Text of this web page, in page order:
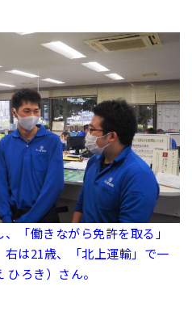
「働きながら免許を取る」
は21歳、「北上運輸」で一
ろき）さん。